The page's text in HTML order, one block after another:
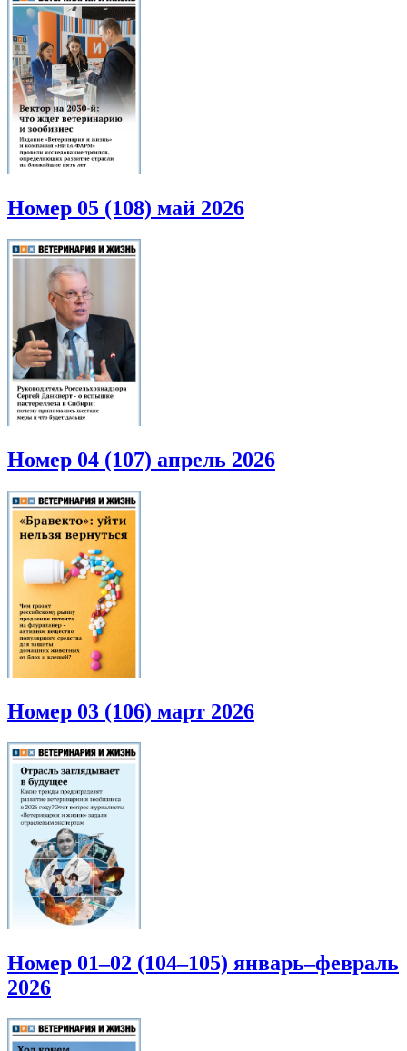
Номер 05 (108) май 2026
Номер 04 (107) апрель 2026
Номер 03 (106) март 2026
Номер 01–02 (104–105) январь–февраль
2026